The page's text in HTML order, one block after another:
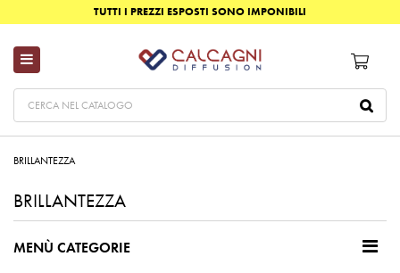
TUTTI I PREZZI ESPOSTI SONO IMPONIBILI
BRILLANTEZZA
BRILLANTEZZA
MENÙ CATEGORIE